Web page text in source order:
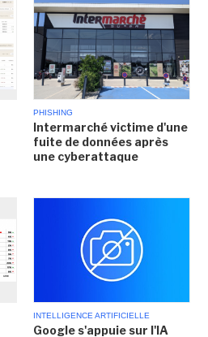
PHISHING
Intermarché victime d'une
fuite de données après
une cyberattaque
INTELLIGENCE ARTIFICIELLE
Google s'appuie sur l'IA